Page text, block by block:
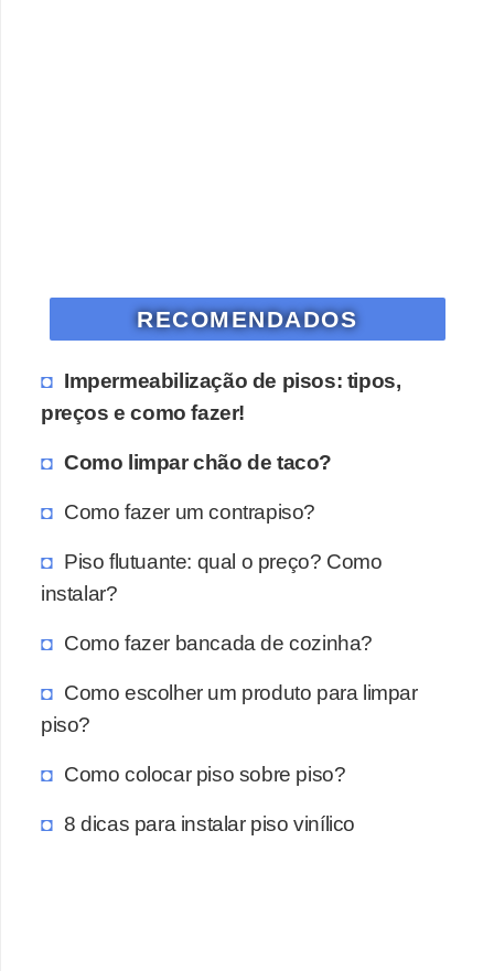
RECOMENDADOS
Impermeabilização de pisos: tipos,
preços e como fazer!
Como limpar chão de taco?
Como fazer um contrapiso?
Piso flutuante: qual o preço? Como
instalar?
Como fazer bancada de cozinha?
Como escolher um produto para limpar
piso?
Como colocar piso sobre piso?
8 dicas para instalar piso vinílico